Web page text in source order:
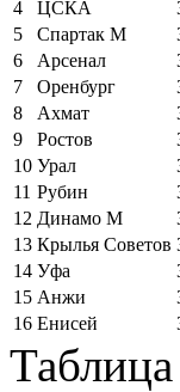
4
ЦСКА
5
Спартак М
6
Арсенал
7
Оренбург
8
Ахмат
9
Ростов
10 Урал
11 Рубин
12 Динамо М
13 Крылья Советов
14 Уфа
15 Анжи
16 Енисей